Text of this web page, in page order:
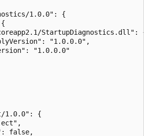
1.0.0": {
StartupDiagnostics.dll":
"1.0.0.0",
"1.0.0.0"
1.0.0": {
false,